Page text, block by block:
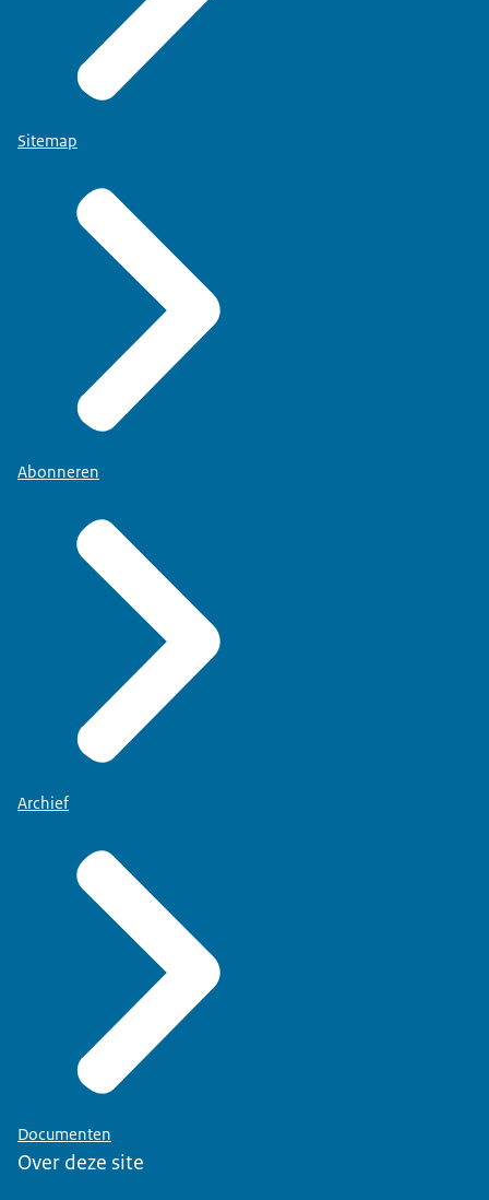
Sitemap
Abonneren
Archief
Documenten
Over deze site